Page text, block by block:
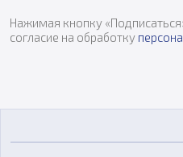
Нажимая кнопку
согласие на обработку